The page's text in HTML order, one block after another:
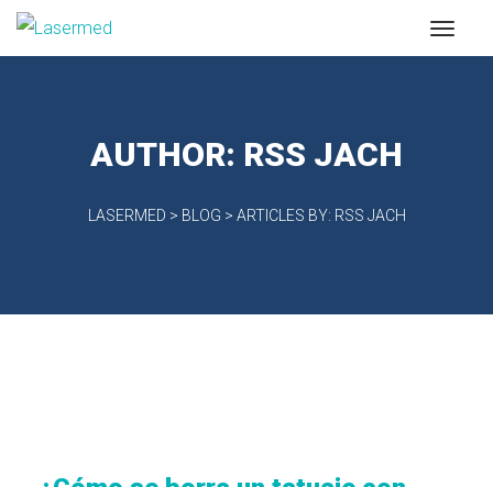
AUTHOR: RSS JACH
LASERMED > BLOG > ARTICLES BY: RSS JACH